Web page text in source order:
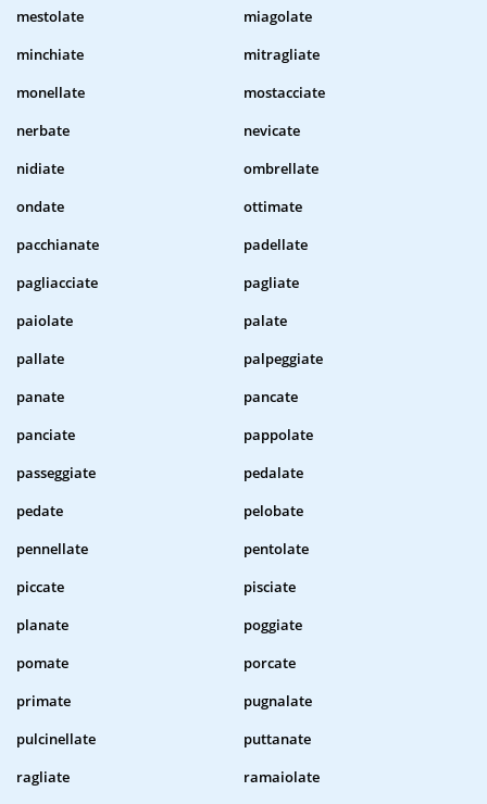
mestolate
miagolate
minchiate
mitragliate
monellate
mostacciate
nerbate
nevicate
nidiate
ombrellate
ondate
ottimate
pacchianate
padellate
pagliacciate
pagliate
paiolate
palate
pallate
palpeggiate
panate
pancate
panciate
pappolate
passeggiate
pedalate
pedate
pelobate
pennellate
pentolate
piccate
pisciate
planate
poggiate
pomate
porcate
primate
pugnalate
pulcinellate
puttanate
ragliate
ramaiolate